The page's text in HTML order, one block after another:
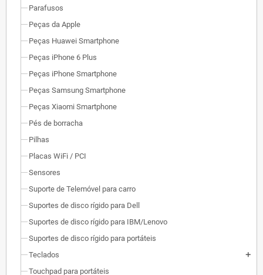
Parafusos
Peças da Apple
Peças Huawei Smartphone
Peças iPhone 6 Plus
Peças iPhone Smartphone
Peças Samsung Smartphone
Peças Xiaomi Smartphone
Pés de borracha
Pilhas
Placas WiFi / PCI
Sensores
Suporte de Telemóvel para carro
Suportes de disco rígido para Dell
Suportes de disco rígido para IBM/Lenovo
Suportes de disco rígido para portáteis
Teclados
add
Touchpad para portáteis